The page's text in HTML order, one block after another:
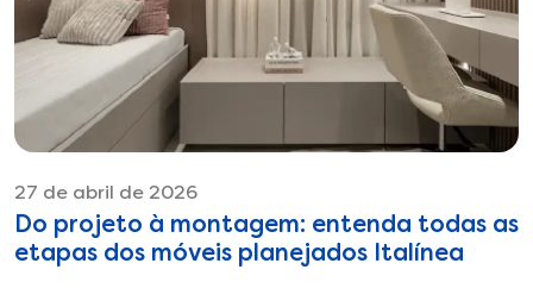
27 de abril de 2026
Do projeto à montagem: entenda todas as
etapas dos móveis planejados Italínea